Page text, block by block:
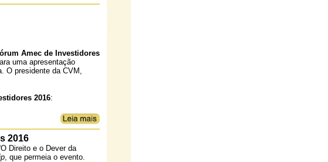
Amec de Investidores
uma apresentação
O presidente da CVM,
2016:
2016
Direito e o Dever da
, que permeia o evento.